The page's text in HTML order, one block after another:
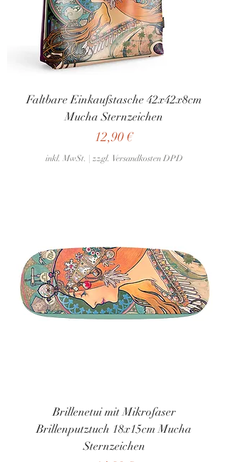
Faltbare Einkaufstasche 42x42x8cm
Mucha Sternzeichen
Preis
12,90 €
inkl. MwSt. zzgl. Versandkosten DPD
Brillenetui mit Mikrofaser
Brillenputztuch 18x15cm Mucha
Sternzeichen